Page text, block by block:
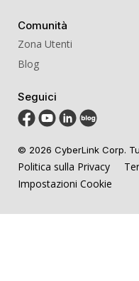
Comunità
Zona Utenti
Blog
Seguici
© 2026 CyberLink Corp.
Politica sulla Privacy
Impostazioni Cookie